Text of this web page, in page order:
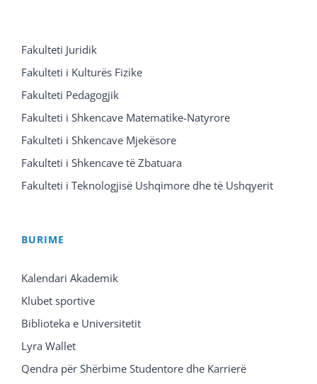
Fakulteti Juridik
Fakulteti i Kulturës Fizike
Fakulteti Pedagogjik
Fakulteti i Shkencave Matematike-Natyrore
Fakulteti i Shkencave Mjekësore
Fakulteti i Shkencave të Zbatuara
Fakulteti i Teknologjisë Ushqimore dhe të Ushqyerit
BURIME
Kalendari Akademik
Klubet sportive
Biblioteka e Universitetit
Lyra Wallet
Qendra për Shërbime Studentore dhe Karrierë